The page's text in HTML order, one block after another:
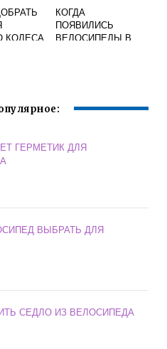
КОЛЕСА
КОГДА
ПОЯВИЛИСЬ
ВЕЛОСИПЕДЫ В
ГЕРМЕТИК ДЛЯ
ВЫБРАТЬ ДЛЯ
СЕДЛО ИЗ ВЕЛОСИПЕДА